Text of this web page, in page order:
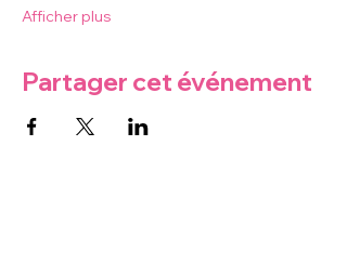
Afficher plus
Partager cet événement